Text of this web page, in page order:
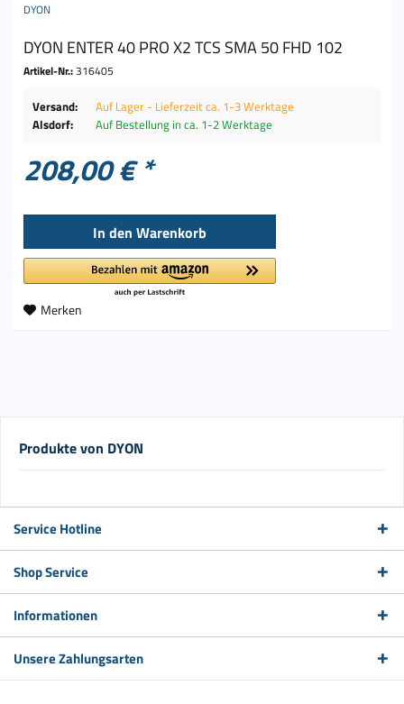
DYON
DYON ENTER 40 PRO X2 TCS SMA 50 FHD 102
Artikel-Nr.:316405
Versand:
Auf Lager - Lieferzeit ca. 1-3 Werktage
Alsdorf:
Auf Bestellung in ca. 1-2 Werktage
208,00 € *
In den Warenkorb
Merken
Produkte von DYON
Service Hotline
Shop Service
Informationen
Unsere Zahlungsarten